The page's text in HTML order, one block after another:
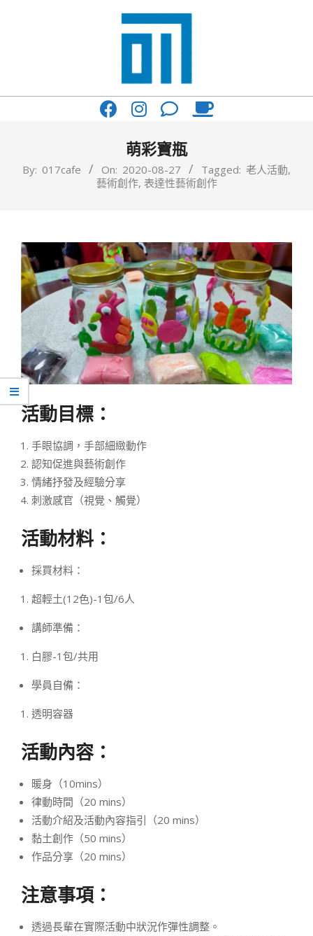
017
你
咖
啡
館
萌彩寶瓶
By: 017cafe On: 2020-08-27 Tagged: 老人活動,
藝術創作, 表達性藝術創作
活動目標：
手眼協調，手部細緻動作
認知促進與藝術創作
情緒抒發及經驗分享
刺激感官（視覺、觸覺）
活動材料：
採買材料：
超輕土(12色)-1包/6人
講師準備：
白膠-1包/共用
學員自備：
透明容器
活動內容：
暖身（10mins）
律動時間（20 mins）
活動介紹及活動內容指引（20 mins）
黏土創作（50 mins）
作品分享（20 mins）
注意事項：
透過長輩在實際活動中狀況作彈性調整。